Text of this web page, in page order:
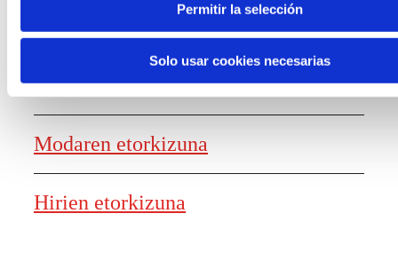
Permitir la selección
Solo usar cookies necesarias
Lanaren etorkizunaren txostena
Elikagaien etorkizuna
Modaren etorkizuna
Hirien etorkizuna